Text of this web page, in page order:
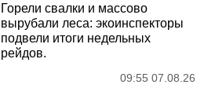
Горели свалки и массово
вырубали леса: экоинспекторы
подвели итоги недельных
рейдов.
09:55 07.08.26